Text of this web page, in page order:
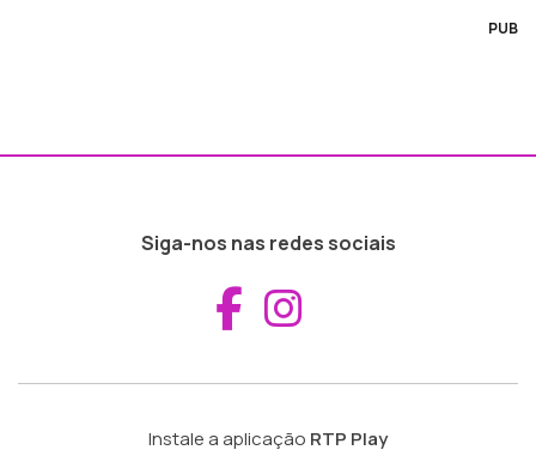
PUB
Siga-nos nas redes sociais
Aceder ao
Instale a aplicação RTP Play